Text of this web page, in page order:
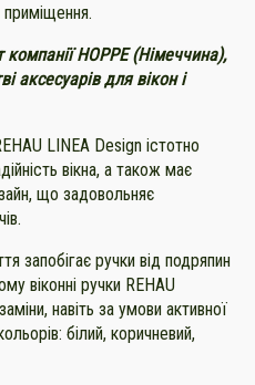
приміщення.
HOPPE (Німеччина),
аксесуарів для вікон і
LINEA Design істотно
вікна, а також має
що задовольняє
запобігає ручки від подряпин
віконні ручки REHAU
навіть за умови активної
білий, коричневий,